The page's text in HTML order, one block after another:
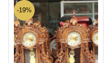
-19%